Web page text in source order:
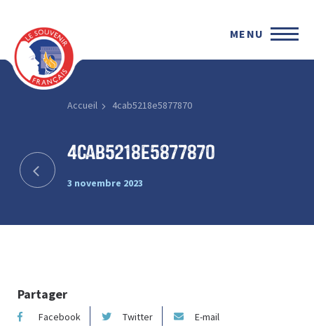
MENU
Accueil 4cab5218e5877870
4cab5218e5877870
3 novembre 2023
Partager
Facebook Twitter E-mail